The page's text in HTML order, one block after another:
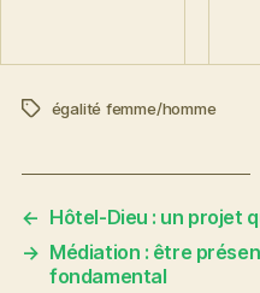
Étiquettes
égalité femme/homme
← Hôtel-Dieu : un projet
→ Médiation : être
fondamental